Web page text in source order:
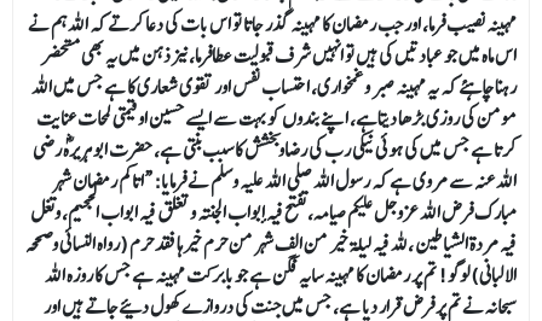
مہینہ نصیب فرما، اور جب رمضان کا مہینہ گذر جاتا تو اس بات کی دعا کرتے کہ اللہ ہم نے
اس ماہ میں جو عبادتیں کی ہیں تو انہیں شرف قبولیت عطافرما،نیز ذہن میں یہ بھی مستحضر
رہنا چاہئے کہ یہ مہینہ صبر وغمخواری، احتساب نفس اور تقوی شعاری کا ہے جس میں اللہ
مومن کی روزی بڑھا دیتاہے، اپنے بندوں کو بہت سے ایسے حسین او قیمتی لمحات عنایت
کرتا ہے جس میں کی ہوئی نیکی رب کی رضاوبخشش کا سبب بنتی ہے، حضرت ابو ہریرہؓ رضی
اللہ عنہ سے مروی ہے کہ رسول اللہ صلی اللہ علیہ وسلم نے فرمایا: “اتاکم رمضان شہر
مبارک فرض الله عزوجل عليكم صيامه، تفتح فيه أبواب الجنة وتغلق فيه ابواب الجحيم، وتغل
فيه مردة الشياطين ،لله فيه ليلة خير من الف شهر من حرم خيرها فقد حرم (رواه النسائي وصححہ
الالبانی) لوگو! تم پر رمضان کا مہینہ سایہ فگن ہے جو بابرکت مہینہ ہے جس کا روزہ اللہ
سبحانہ نے تم پر فرض قرار دیا ہے، جس میں جنت کی دروازے کھول دئیےجاتے ہیں اور